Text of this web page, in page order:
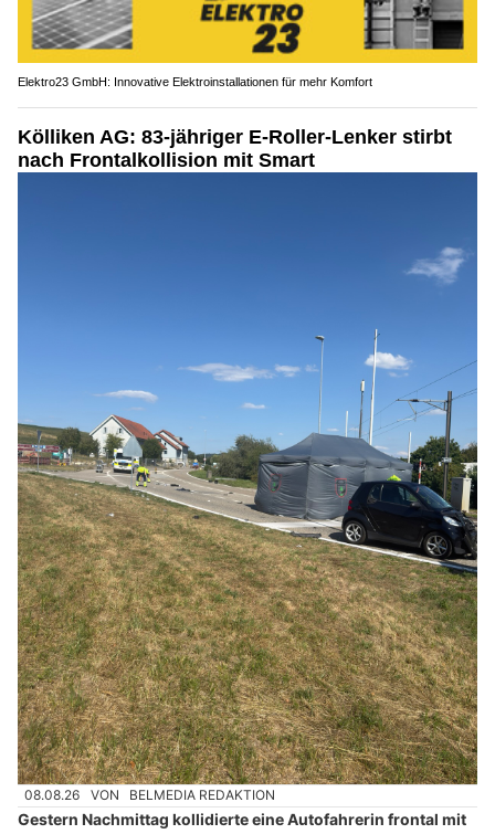
Elektro23 GmbH: Innovative Elektroinstallationen für mehr Komfort
Kölliken AG: 83-jähriger E-Roller-Lenker stirbt
nach Frontalkollision mit Smart
08.08.26 VON BELMEDIA REDAKTION
Gestern Nachmittag kollidierte eine Autofahrerin frontal mit